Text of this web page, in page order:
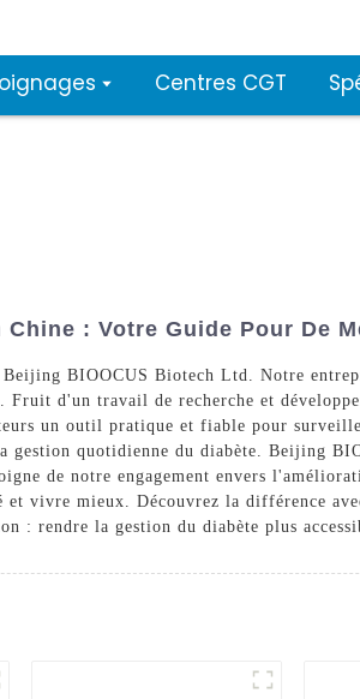
Centres CGT
: Votre Guide Pour De
BIOOCUS Biotech Ltd. Notre
Fruit d'un travail de recherche et
un outil pratique et fiable pour
quotidienne du diabète. Beijing
de notre engagement envers
et vivre mieux. Découvrez la différence
: rendre la gestion du diabète plus